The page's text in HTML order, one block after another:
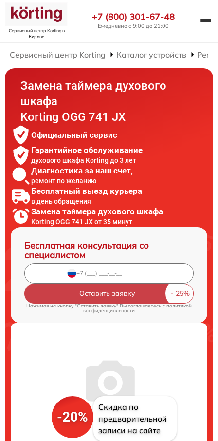
Сервисный центр Kortingв
Кирове
+7 (800) 301-67-48
Ежедневно с 9:00 до 21:00
Сервисный центр Korting Каталог устройств
Замена таймера духового
шкафа
Korting OGG 741 JX
Официальный сервис
Гарантийное обслуживание
духового шкафа Korting до 3 лет
Диагностика за наш счет,
ремонт по желанию
Бесплатный выезд курьера
в день обращения
Замена таймера духового шкафа
Korting OGG 741 JX от 35 минут
Бесплатная консультация со
специалистом
Оставить заявку
Нажимая на кнопку "Оставить заявку" Вы соглашаетесь cполитикой
конфиденциальности
-20%
Скидка по
предварительной
записи на сайте